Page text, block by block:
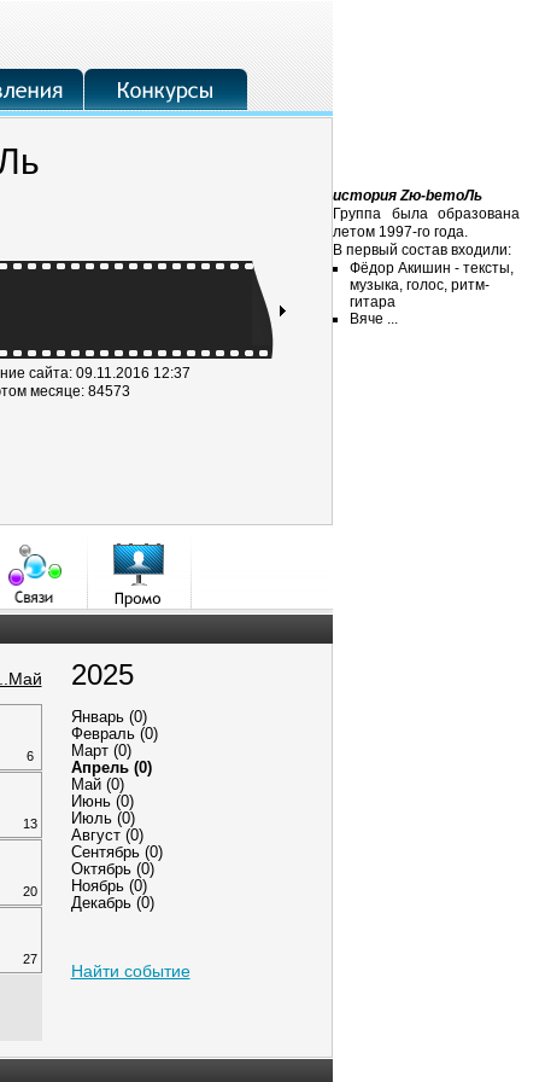
история Zю-bemoЛь
Группа была образована
летом 1997-го года.
В первый состав входили:
Фёдор Акишин - тексты,
музыка, голос, ритм-
гитара
Вяче ...
сайта: 09.11.2016 12:37
месяце: 84573
...Май
6
13
20
27
2025
Январь(0)
Февраль(0)
Март(0)
Апрель(0)
Май(0)
Июнь(0)
Июль(0)
Август(0)
Сентябрь(0)
Октябрь(0)
Ноябрь(0)
Декабрь(0)
Найти событие